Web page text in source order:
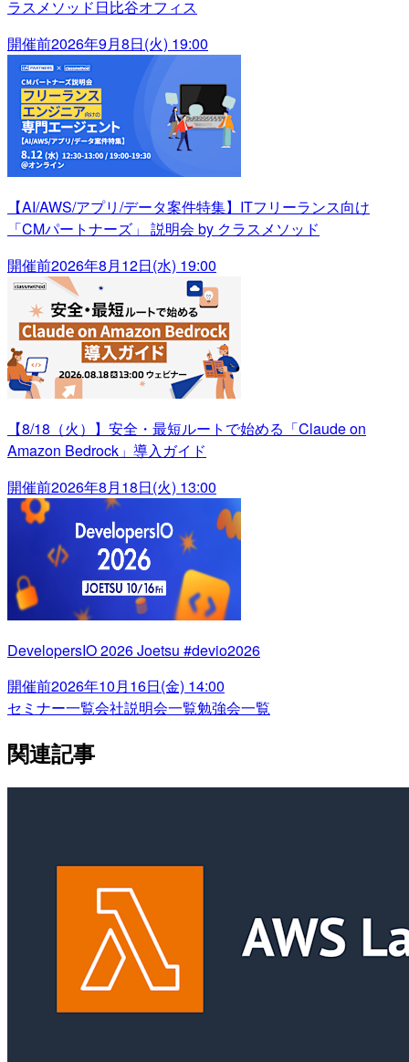
ラスメソッド日比谷オフィス
開催前2026年9月8日(火) 19:00
【AI/AWS/アプリ/データ案件特集】ITフリーランス向け
「CMパートナーズ」 説明会 by クラスメソッド
開催前2026年8月12日(水) 19:00
【8/18（火）】安全・最短ルートで始める「Claude on
Amazon Bedrock」導入ガイド
開催前2026年8月18日(火) 13:00
DevelopersIO 2026 Joetsu #devio2026
開催前2026年10月16日(金) 14:00
セミナー一覧会社説明会一覧勉強会一覧
関連記事